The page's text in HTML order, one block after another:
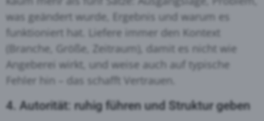
was geändert wurde, Ergebnis und warum es
funktioniert hat. Liefere immer den Kontext
(Branche, Größe, Zeitraum), damit es nicht wie
Angeberei wirkt, und weise auch auf typische
Fehler hin – das schafft Vertrauen.
4. Autorität: ruhig führen und Struktur geben